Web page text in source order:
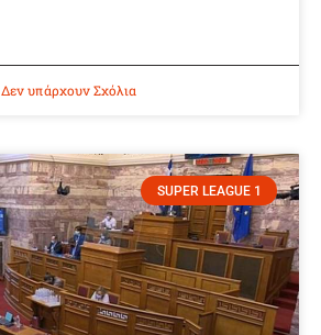
Δεν υπάρχουν Σχόλια
SUPER LEAGUE 1